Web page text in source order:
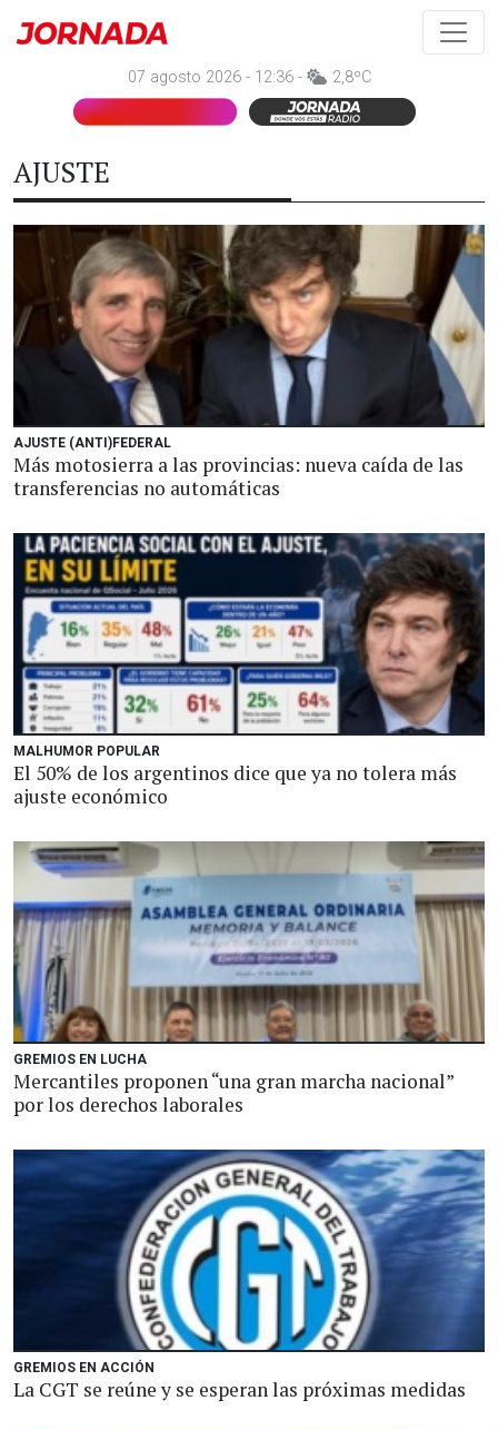
07 agosto 2026 - 12:36 - 2,8ºC
AJUSTE
AJUSTE (ANTI)FEDERAL
Más motosierra a las provincias: nueva caída de las
transferencias no automáticas
MALHUMOR POPULAR
El 50% de los argentinos dice que ya no tolera más
ajuste económico
GREMIOS EN LUCHA
Mercantiles proponen “una gran marcha nacional”
por los derechos laborales
GREMIOS EN ACCIÓN
La CGT se reúne y se esperan las próximas medidas